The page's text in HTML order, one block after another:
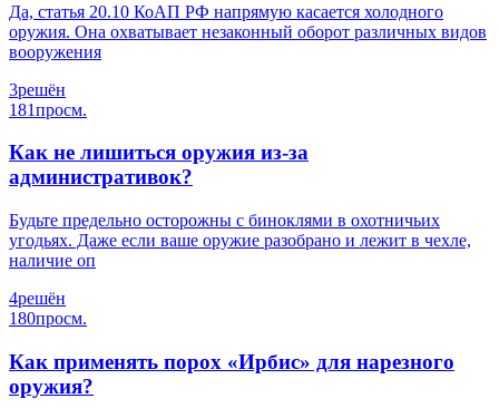
Да, статья 20.10 КоАП РФ напрямую касается холодного
оружия. Она охватывает незаконный оборот различных видов
вооружения
3решён
181просм.
Как не лишиться оружия из-за
административок?
Будьте предельно осторожны с биноклями в охотничьих
угодьях. Даже если ваше оружие разобрано и лежит в чехле,
наличие оп
4решён
180просм.
Как применять порох «Ирбис» для нарезного
оружия?